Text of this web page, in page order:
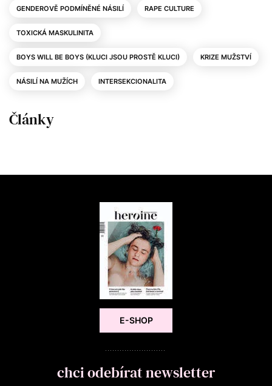
GENDEROVĚ PODMÍNĚNÉ NÁSILÍ RAPE CULTURE
TOXICKÁ MASKULINITA
BOYS WILL BE BOYS (KLUCI JSOU PROSTĚ KLUCI) KRIZE MUŽSTVÍ
NÁSILÍ NA MUŽÍCH INTERSEKCIONALITA
Články
E-SHOP
chci odebírat newsletter